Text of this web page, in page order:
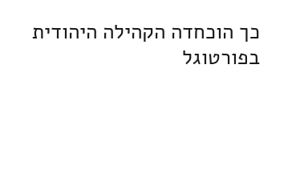
כך הוכחדה הקהילה היהודית
בפורטוגל